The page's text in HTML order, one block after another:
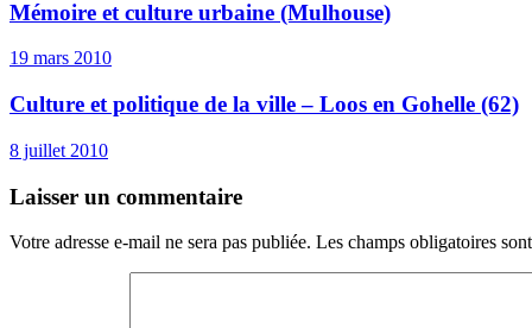
Mémoire et culture urbaine (Mulhouse)
19 mars 2010
Culture et politique de la ville – Loos en Gohelle (62)
8 juillet 2010
Laisser un commentaire
Votre adresse e-mail ne sera pas publiée. Les champs obligatoires